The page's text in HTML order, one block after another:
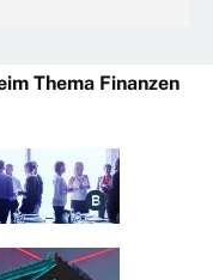
Thema Finanzen